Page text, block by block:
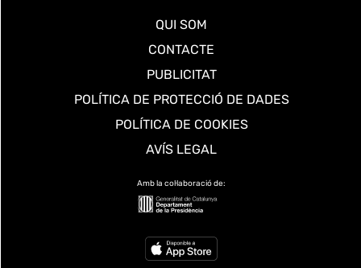
QUI SOM
CONTACTE
PUBLICITAT
POLÍTICA DE PROTECCIÓ DE DADES
POLÍTICA DE COOKIES
AVÍS LEGAL
Amb la col·laboració de: